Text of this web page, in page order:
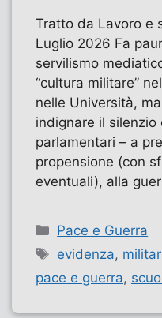
Tratto da Lavoro e
Luglio 2026 Fa
servilismo
“cultura militare”
nelle Università,
indignare il silenzio
parlamentari – a
propensione (con
eventuali), alla
Categorie
Pace e Guerra
Tag
evidenza,
pace e guerra,